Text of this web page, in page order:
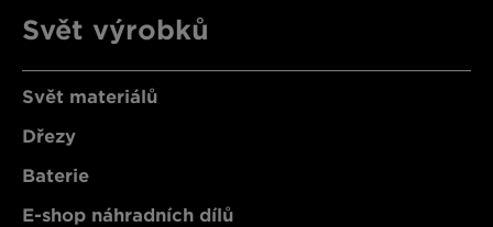
Svět výrobků
Svět materiálů
Dřezy
Baterie
E-shop náhradních dílů